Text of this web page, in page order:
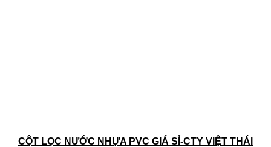
CỘT LỌC NƯỚC NHỰA PVC GIÁ SỈ-CTY VIỆT THÁI